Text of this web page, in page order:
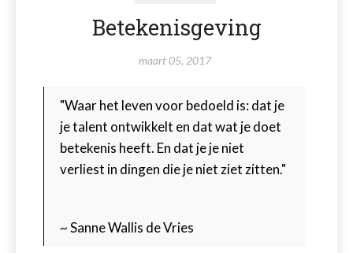
Betekenisgeving
maart 05, 2017
"Waar het leven voor bedoeld is: dat je
je talent ontwikkelt en dat wat je doet
betekenis heeft. En dat je je niet
verliest in dingen die je niet ziet zitten."
~ Sanne Wallis de Vries